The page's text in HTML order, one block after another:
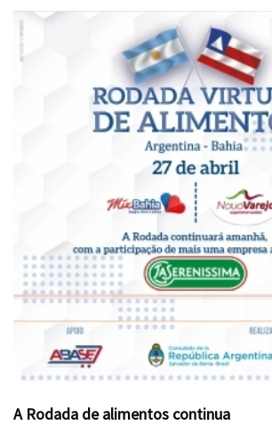
A Rodada de alimentos continua